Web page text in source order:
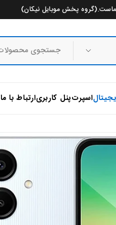
پخش موبایل نیکان)
اسپرتپنل کاربریارتباط با ما